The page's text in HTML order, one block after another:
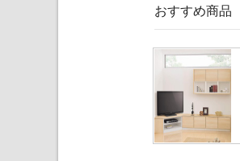
おすすめ商品